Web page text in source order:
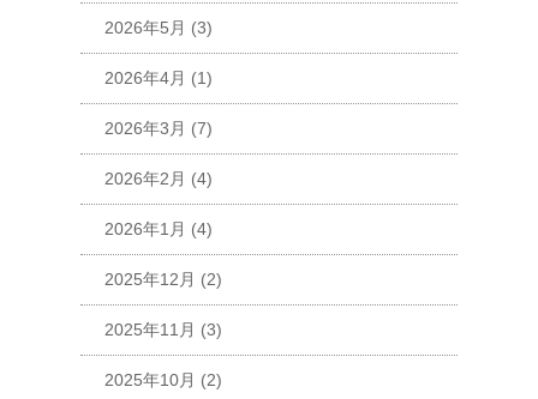
2026年5月 (3)
2026年4月 (1)
2026年3月 (7)
2026年2月 (4)
2026年1月 (4)
2025年12月 (2)
2025年11月 (3)
2025年10月 (2)